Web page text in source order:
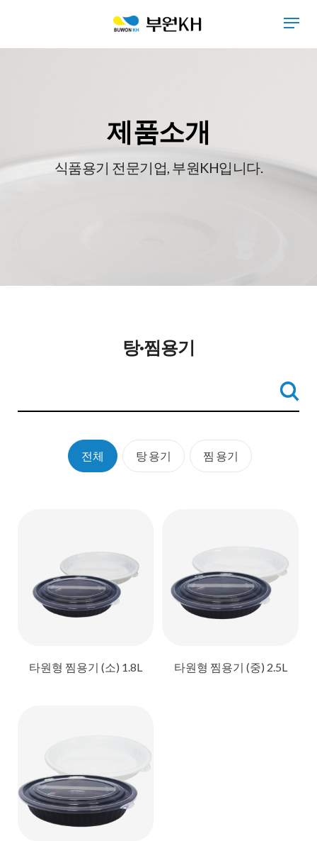
제품소개
식품용기 전문기업, 부원KH입니다.
탕·찜용기
전체 탕 용기 찜 용기
타원형 찜용기 (소) 1.8L 타원형 찜용기 (중) 2.5L